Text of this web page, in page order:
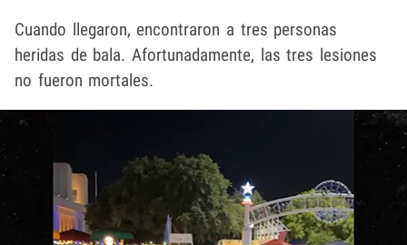
Cuando llegaron, encontraron a tres personas
heridas de bala. Afortunadamente, las tres lesiones
no fueron mortales.